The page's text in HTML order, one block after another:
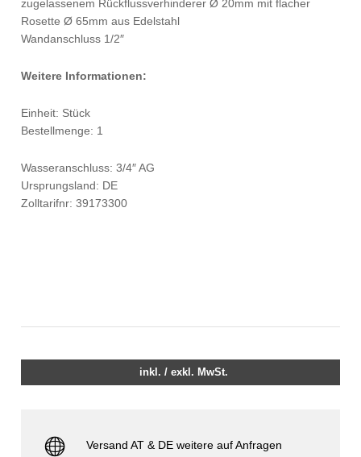
zugelassenem Rückflussverhinderer Ø 20mm mit flacher
Rosette Ø 65mm aus Edelstahl
Wandanschluss 1/2″
Weitere Informationen:
Einheit: Stück
Bestellmenge: 1
Wasseranschluss: 3/4″ AG
Ursprungsland: DE
Zolltarifnr: 39173300
inkl. / exkl. MwSt.
Versand AT & DE weitere auf Anfragen